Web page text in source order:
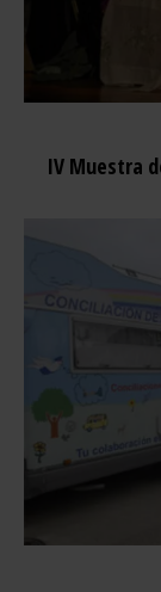
IV Muestra